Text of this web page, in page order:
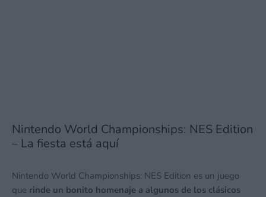
Nintendo World Championships: NES Edition
– La fiesta está aquí
Nintendo World Championships: NES Edition es un juego
que rinde un bonito homenaje a algunos de los clásicos